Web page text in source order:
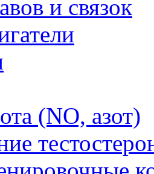
и связок
(NO, азот)